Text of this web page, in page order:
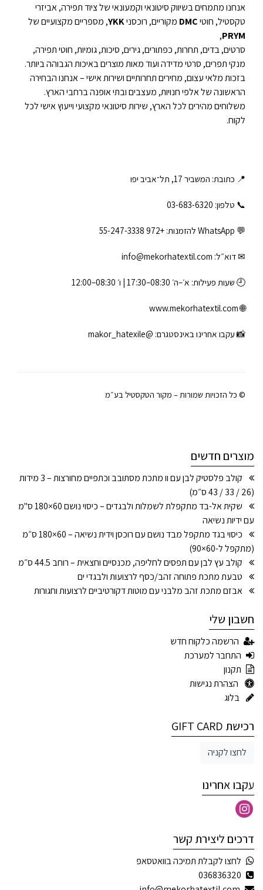
אנחנו מתמחים בשיווק סיטונאי וקמעונאי של ציוד תפירה, אביזרי
טקסטיל, חוטיDMC מקוריים, רוכסניYKK, מספריים מקצועיים של
PRYM
,
סרטים, בדים, תחרות, כפתורים, גירים, סיכות, גומיות, חוטי תפירה,
מנקי תפרים, סרטי מדידה ועוד מאות מוצרים באיכות הגבוהה ביותר.
בזכות מלאי עצום, מחירים תחרותיים ושירות אישי – אנחנו הבחירה
הראשונה של אלפי חנויות, מעצבים ובתי אופנה ברחבי הארץ.
משלוחים מהירים לכל הארץ, שירות סיטונאי מקצועי וייעוץ אישי לכל
לקוח.
📍 כתובת: המשביר 17, תל־אביב יפו
📞 טלפון: ‎03-683-6320
💬 WhatsApp להזמנות: +972 55-247-3338
✉ דוא״ל: info@mekorhatextil.com
🕘 שעות פעילות: א׳–ה׳ 08:30–17:30 | ו׳ 08:30–12:00
🌐
www.mekorhatextil.com
📸 עקבו אחרינו באינסטגרם: @makor_hatexile
© כל הזכויות שמורות – מקור הטקסטיל בע״מ
מוצרים חדשים
קולב פלסטיק לבן עם וו מתכת מסתובב וכתפיים מחורצות – 3 מידות
(26 / 33 / 43 ס״מ)
שקית אל-בד מתקפלת לשמלות ולבגדים – כיסוי נושם 60×180 ס"מ
עם ידיות נשיאה
כיסוי בגד מתקפל מבד נושם עם רוכסן וידית נשיאה – 60×180 ס״מ
(מתקפל ל-60×90)
קולב עץ לבן עם תפסים לחליפה, מכנסיים וחצאית – רוחב 44.5 ס״מ
טבעת מתכת פתוחה זהב/כסף לרצועות ולבגדי ים
אבזם מתכת זהב מלבני עם מוטות דקורטיביים לרצועות וחגורות
חשבון שלי
הרשמה כלקוח חדש
התחבר למערכת
תקנון
הצהרת נגישות
בלוג
רכישת GIFT CARD
לחצו לקניה
עקבו אחרינו
דרכים ליצירת קשר
לחצו לקבלת תמיכה בוואטסאפ
036836320